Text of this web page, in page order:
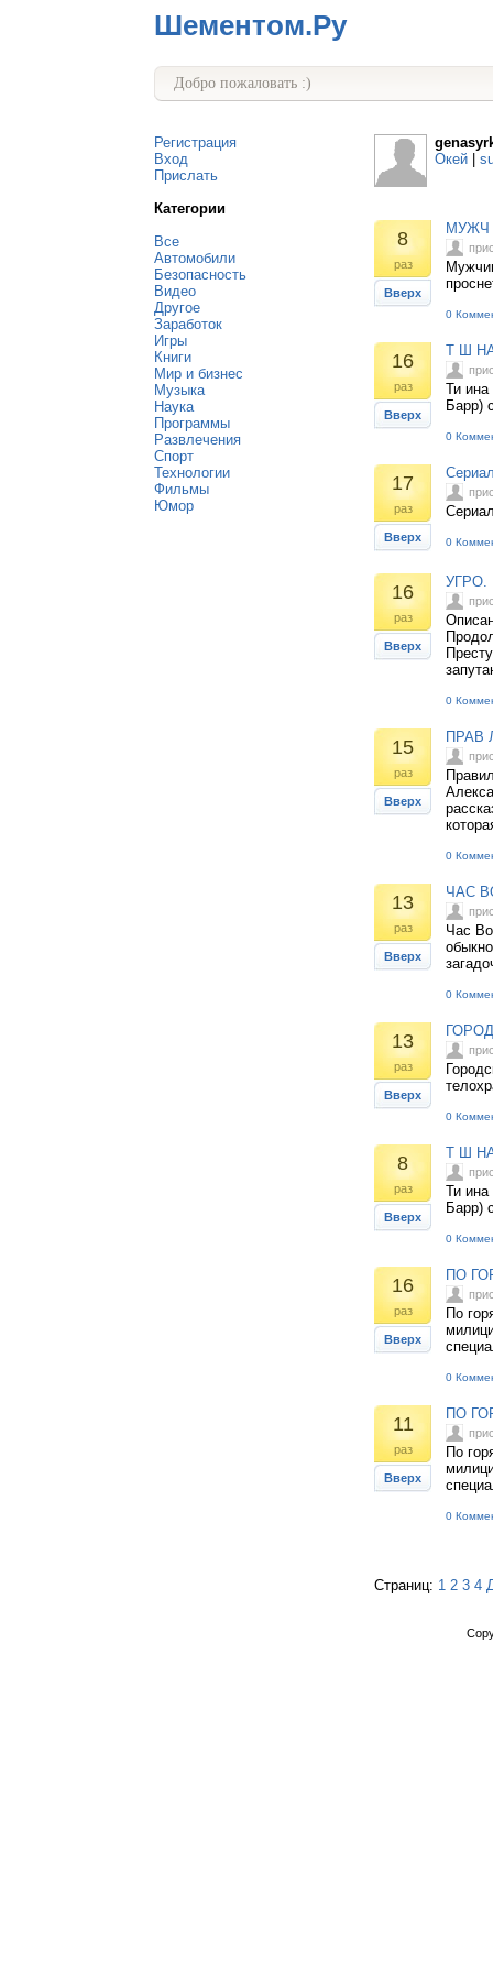
Шементом.Ру
Добро пожаловать :)
Регистрация
Вход
Прислать
Категории
Все
Автомобили
Безопасность
Видео
Другое
Заработок
Игры
Книги
Мир и бизнес
Музыка
Наука
Программы
Развлечения
Спорт
Технологии
Фильмы
Юмор
Окей
8
раз
Вверх
МУЖЧ
0
16
раз
Вверх
Т Ш
Ти ина
Барр)
0
17
раз
Вверх 0
16
раз
Вверх
УГРО.
0
15
раз
Вверх
ПРАВ
0
13
раз
Вверх
ЧАС
Час
0
13
раз
Вверх
0
8
раз
Вверх
Т Ш
Ти ина
Барр)
0
16
раз
Вверх
ПО
По
0
11
раз
Вверх
ПО
По
0
Страниц: 1 2 3 4